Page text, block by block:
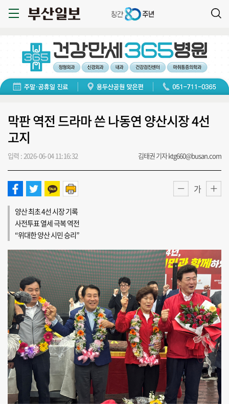
막판 역전 드라마 쓴 나동연 양산시장 4선
고지
입력 : 2026-06-04 11:16:32 김태권 기자 ktg660@busan.com
가
양산 최초 4선 시장 기록
사전투표 열세 극복 역전
“위대한 양산 시민 승리”